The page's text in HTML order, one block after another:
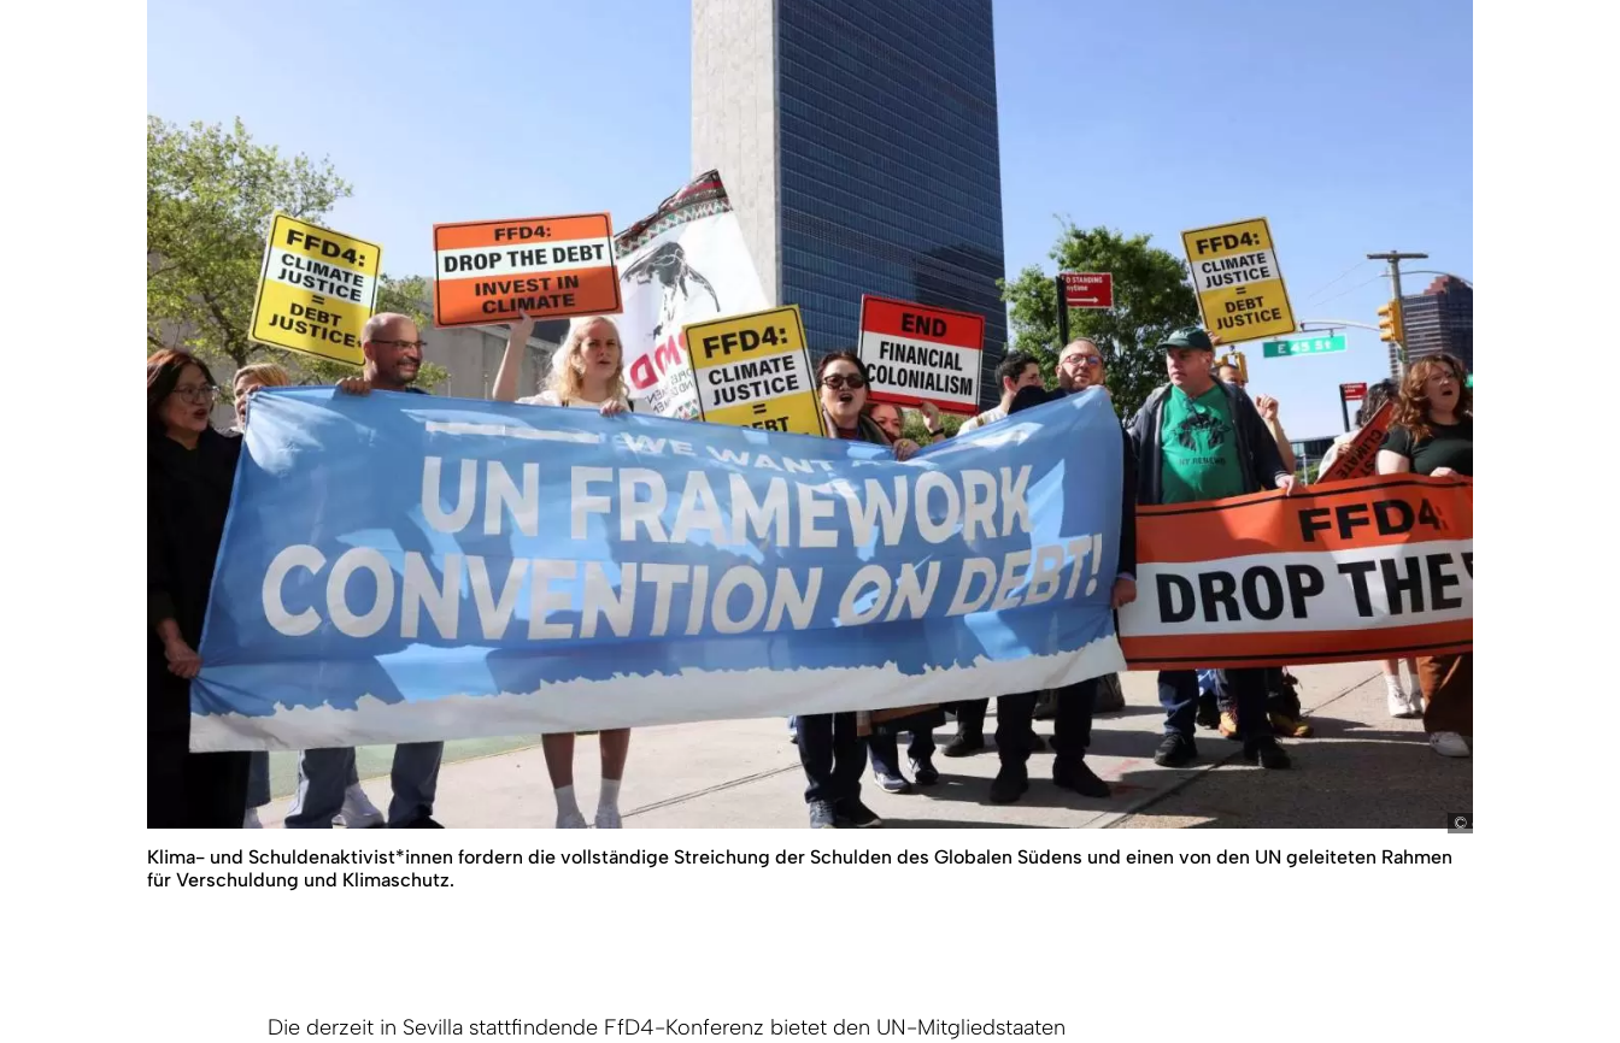
dpa /
Klima- und Schuldenaktivist*innen fordern die vollständige Streichung der Schulden des Globalen Südens und einen von den UN geleiteten Rahmen
für Verschuldung und Klimaschutz.
Die derzeit in Sevilla stattfindende FfD4-Konferenz bietet den UN-Mitgliedstaaten